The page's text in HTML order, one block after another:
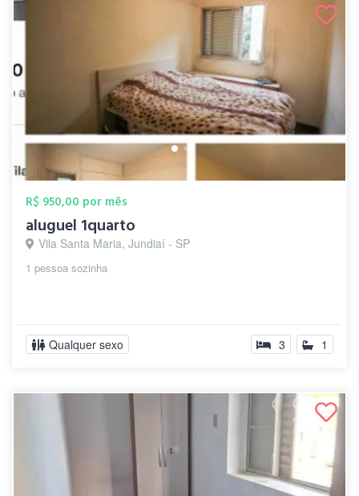
R$ 950,00 por mês
aluguel 1quarto
Vila Santa Maria, Jundiaí - SP
1 pessoa sozinha
Qualquer sexo 3 1